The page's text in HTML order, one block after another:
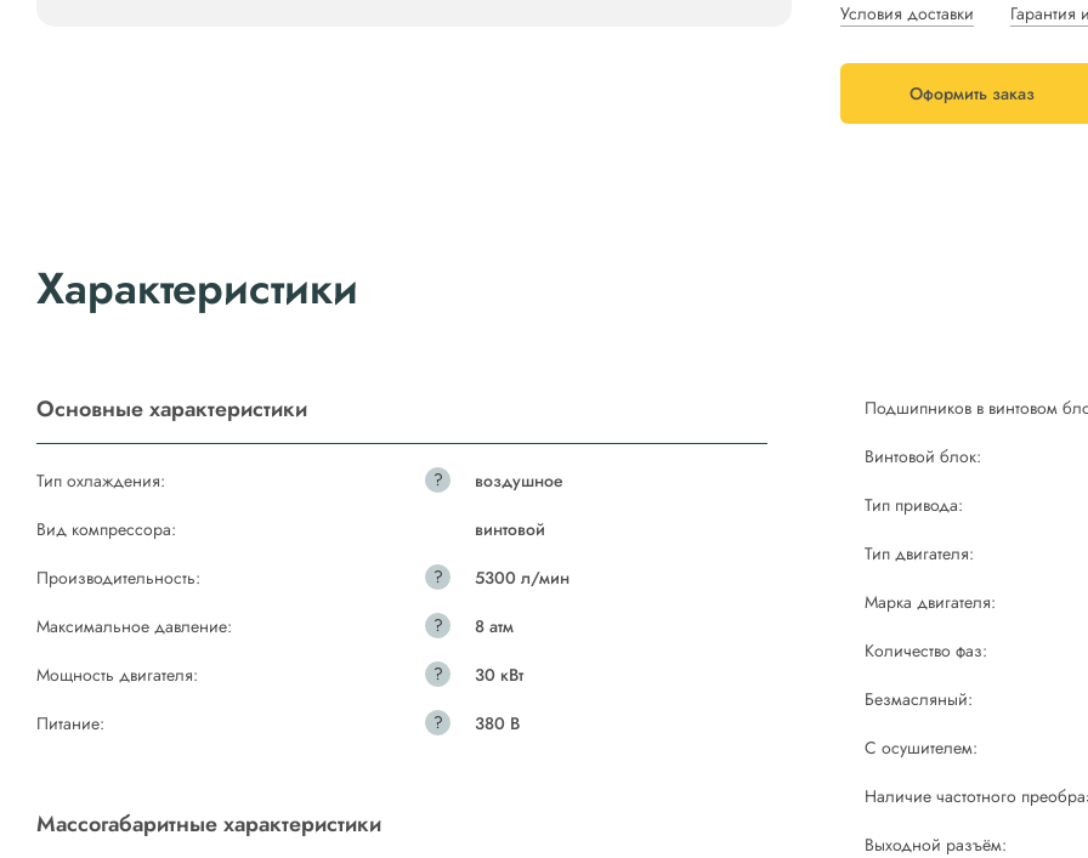
Условия доставки Гарантия
Оформить заказ
Характеристики
Основные характеристики
Тип охлаждения: ?
воздушное
Вид компрессора:
винтовой
Производительность:
?
5300 л/мин
Максимальное давление:
?
8 атм
Мощность двигателя:
?
30 кВт
Питание:
? 380 В
Массогабаритные характеристики
Подшипников в винтовом
Винтовой блок:
Тип привода:
Тип двигателя:
Марка двигателя:
Количество фаз:
Безмасляный:
С осушителем:
Наличие частотного
Выходной разъём: